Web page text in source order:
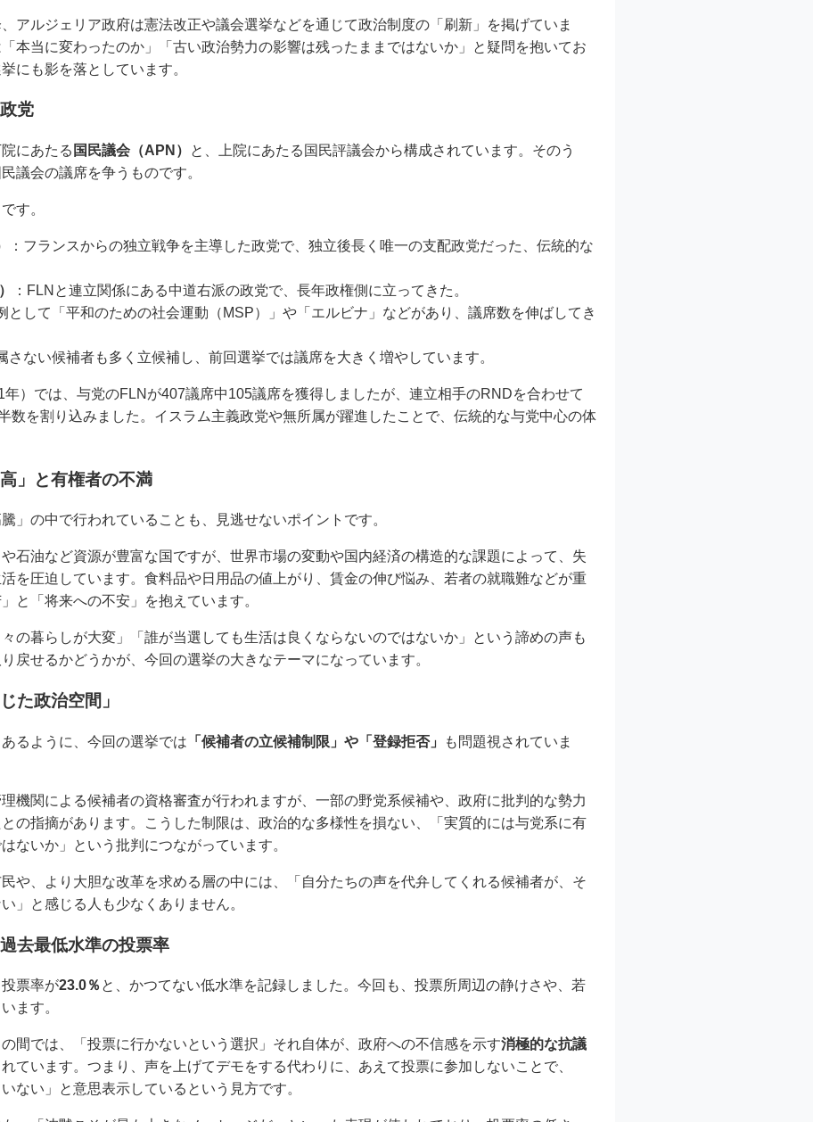
アルジェリア政府は憲法改正や議会選挙などを通じて政治制度の「刷新」を掲げていま
本当に変わったのか」「古い政治勢力の影響は残ったままではないか」と疑問を抱いてお
にも影を落としています。
党
にあたる 国民議会（APN）
と、上院にあたる国民評議会から構成されています。そのう
議会の議席を争うものです。
す。
：フランスからの独立戦争を主導した政党で、独立後長く唯一の支配政党だった、伝統的な
：FLNと連立関係にある中道右派の政党で、長年政権側に立ってきた。
として「平和のための社会運動（MSP）」や「エルビナ」などがあり、議席数を伸ばしてき
さない候補者も多く立候補し、前回選挙では議席を大きく増やしています。
）では、与党のFLNが407議席中105議席を獲得しましたが、連立相手のRNDを合わせて
数を割り込みました。イスラム主義政党や無所属が躍進したことで、伝統的な与党中心の体
」と有権者の不満
」の中で行われていることも、見逃せないポイントです。
石油など資源が豊富な国ですが、世界市場の変動や国内経済の構造的な課題によって、失
を圧迫しています。食料品や日用品の値上がり、賃金の伸び悩み、若者の就職難などが重
と「将来への不安」を抱えています。
の暮らしが大変」「誰が当選しても生活は良くならないのではないか」という諦めの声も
戻せるかどうかが、今回の選挙の大きなテーマになっています。
た政治空間」
るように、今回の選挙では 「候補者の立候補制限」や「登録拒否」
も問題視されていま
機関による候補者の資格審査が行われますが、一部の野党系候補や、政府に批判的な勢力
の指摘があります。こうした制限は、政治的な多様性を損ない、「実質的には与党系に有
ないか」という批判につながっています。
や、より大胆な改革を求める層の中には、「自分たちの声を代弁してくれる候補者が、そ
」と感じる人も少なくありません。
去最低水準の投票率
票率が23.0％ と、かつてない低水準を記録しました。今回も、投票所周辺の静けさや、若
ます。
間では、「投票に行かないという選択」それ自体が、政府への不信感を示す消極的な抗議
ています。つまり、声を上げてデモをする代わりに、あえて投票に参加しないことで、
ない」と意思表示しているという見方です。